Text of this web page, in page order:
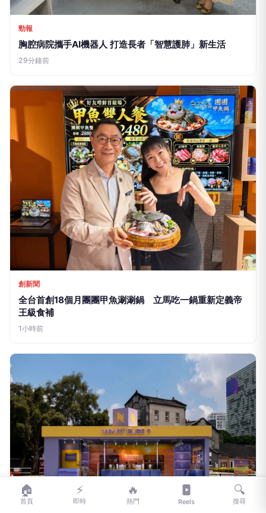
胸腔病院攜手AI機器人 打造長者「智慧護肺」新生活
29分鐘前
創新聞
全台首創18個月團團甲魚涮涮鍋 立馬吃一鍋重新定義帝
王級食補
1小時前
🏠
首頁
⚡
即時
🔥
熱門 Reels
🔍
搜尋